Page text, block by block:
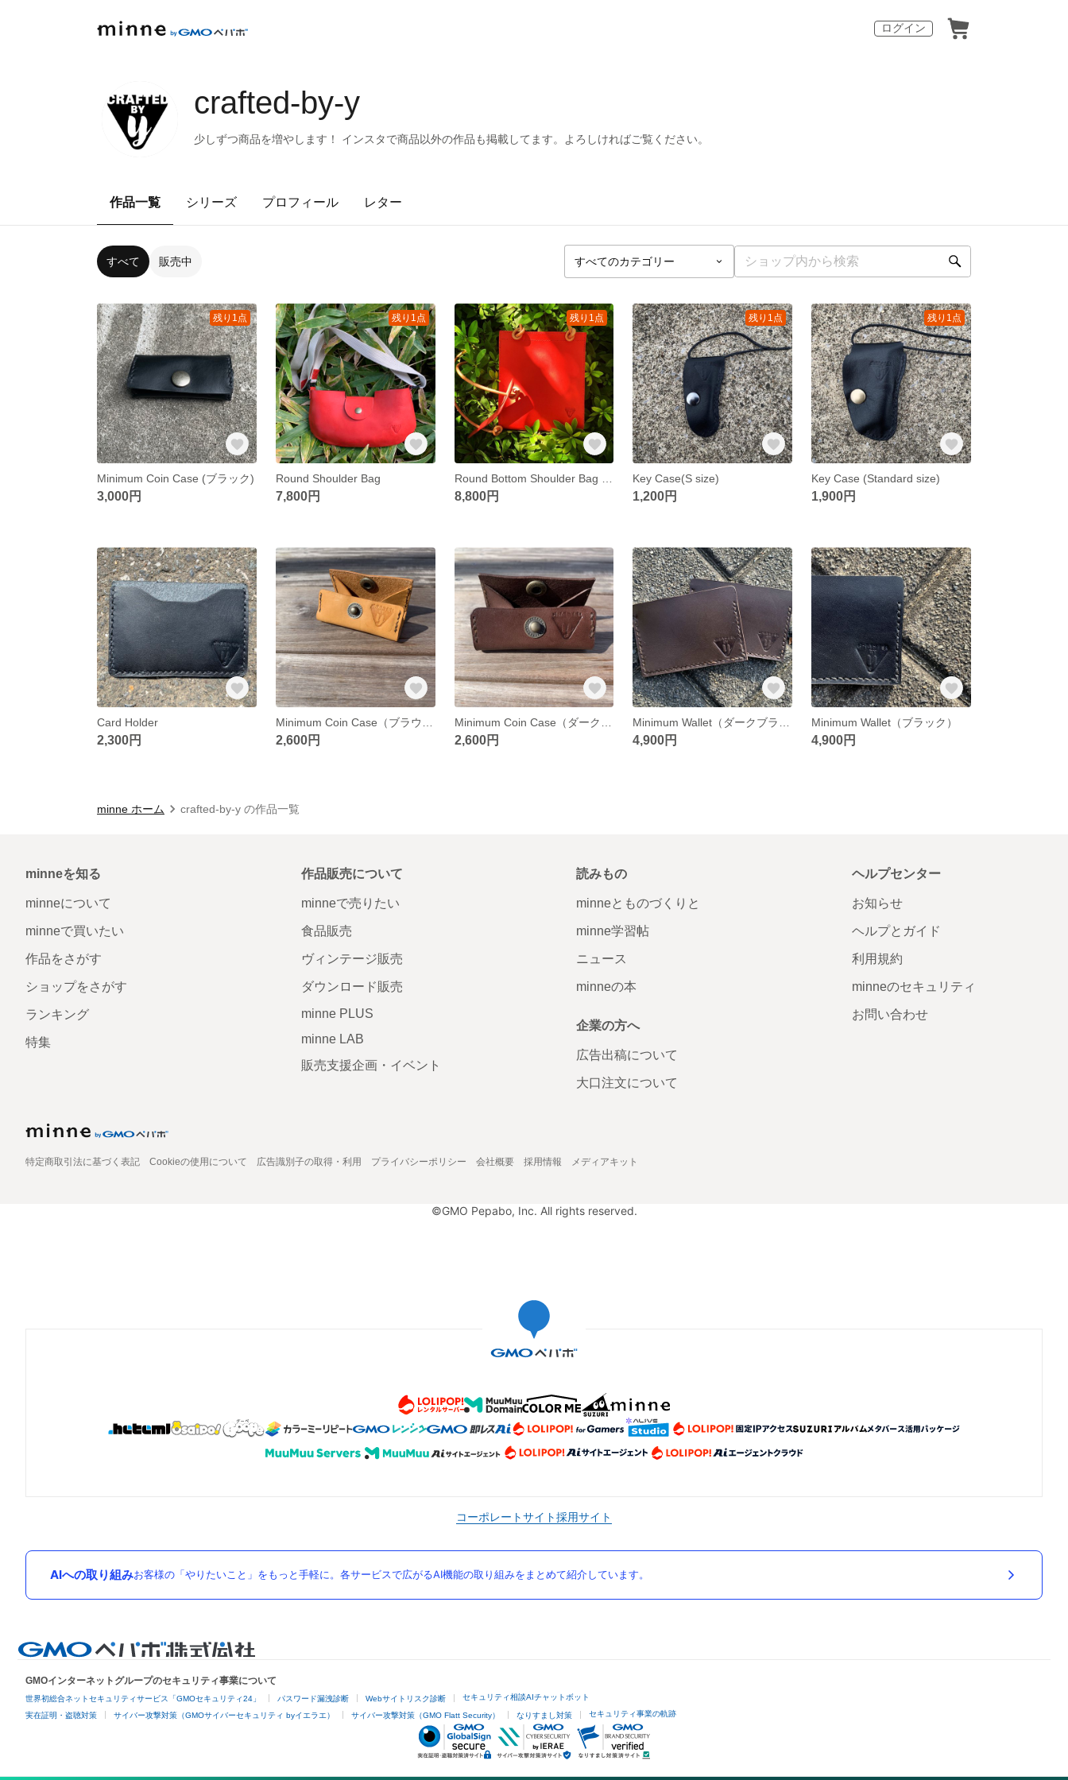
ログイン
crafted-by-y
少しずつ商品を増やします！ インスタで商品以外の作品も掲載してます。よろしければご覧ください。
作品一覧 シリーズ プロフィール レター
すべて 販売中
残り1点
Minimum Coin Case (ブラック)
3,000円
残り1点
Round Shoulder Bag
7,800円
残り1点
8,800円
残り1点
Key Case(S size)
1,200円
残り1点
Key Case (Standard size)
1,900円
Card Holder
2,300円 2,600円 2,600円 4,900円
Minimum Wallet（ブラック）
4,900円
minne ホーム crafted-by-y の作品一覧
minneを知る
minneについて
minneで買いたい
作品をさがす
ショップをさがす
ランキング
特集
作品販売について
minneで売りたい
食品販売
ヴィンテージ販売
ダウンロード販売
minne PLUS
minne LAB
販売支援企画・イベント
読みもの
minneとものづくりと
minne学習帖
ニュース
minneの本
企業の方へ
広告出稿について
大口注文について
ヘルプセンター
お知らせ
ヘルプとガイド
利用規約
minneのセキュリティ
お問い合わせ
特定商取引法に基づく表記 Cookieの使用について 広告識別子の取得・利用 プライバシーポリシー 会社概要 採用情報 メディアキット
©GMO Pepabo, Inc. All rights reserved.
コーポレートサイト採用サイト
AIへの取り組みお客様の「やりたいこと」をもっと手軽に。各サービスで広がるAI機能の取り組みをまとめて紹介しています。
GMOインターネットグループのセキュリティ事業について
世界初総合ネットセキュリティサービス「GMOセキュリティ24」 パスワード漏洩診断 Webサイトリスク診断 セキュリティ相談AIチャットボット
実在証明・盗聴対策 サイバー攻撃対策（GMOサイバーセキュリティ byイエラエ） サイバー攻撃対策（GMO Flatt Security） なりすまし対策 セキュリティ事業の軌跡